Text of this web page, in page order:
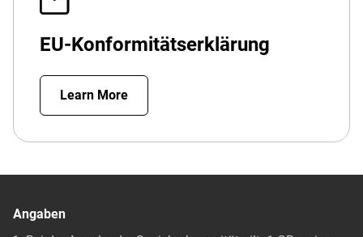
EU-Konformitätserklärung
Learn More
Angaben